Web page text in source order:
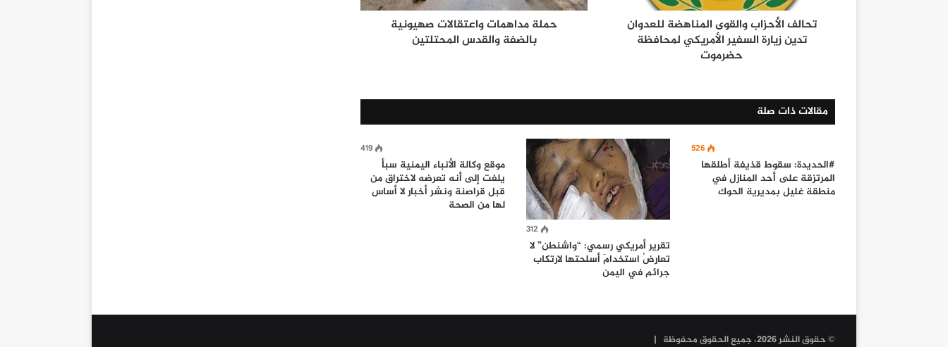
تحالف الأحزاب والقوى المناهضة للعدوان
تدين زيارة السفير الأمريكي لمحافظة
حضرموت
حملة مداهمات واعتقالات صهيونية
بالضفة والقدس المحتلتين
مقالات ذات صلة
526
#الحديدة: سقوط قذيفة أطلقها
المرتزقة على أحد المنازل في
منطقة غليل بمديرية الحوك
312
تقرير أمريكي رسمي: “واشنطن” لا
تعارِضُ استخدامَ أسلحتها لارتكاب
جرائم في اليمن
419
موقع وكالة الأنباء اليمنية سبأ
يلفت إلى أنه تعرضه لاختراق من
قبل قراصنة ونشر أخبار لا أساس
لها من الصحة
© حقوق النشر 2026، جميع الحقوق محفوظة |